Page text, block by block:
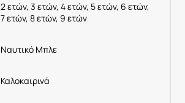
2 ετών, 3 ετών, 4 ετών, 5 ετών, 6 ετών,
7 ετών, 8 ετών, 9 ετών
Ναυτικό Μπλε
Καλοκαιρινά